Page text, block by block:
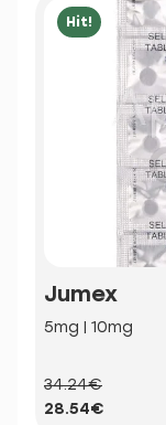
Hit!
Jumex
5mg | 10mg
34.24€
28.54€